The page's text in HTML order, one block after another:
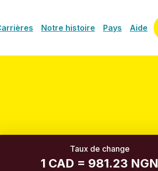
Notre histoire Pays Aide
Taux de change
1 CAD = 981.23 NGN